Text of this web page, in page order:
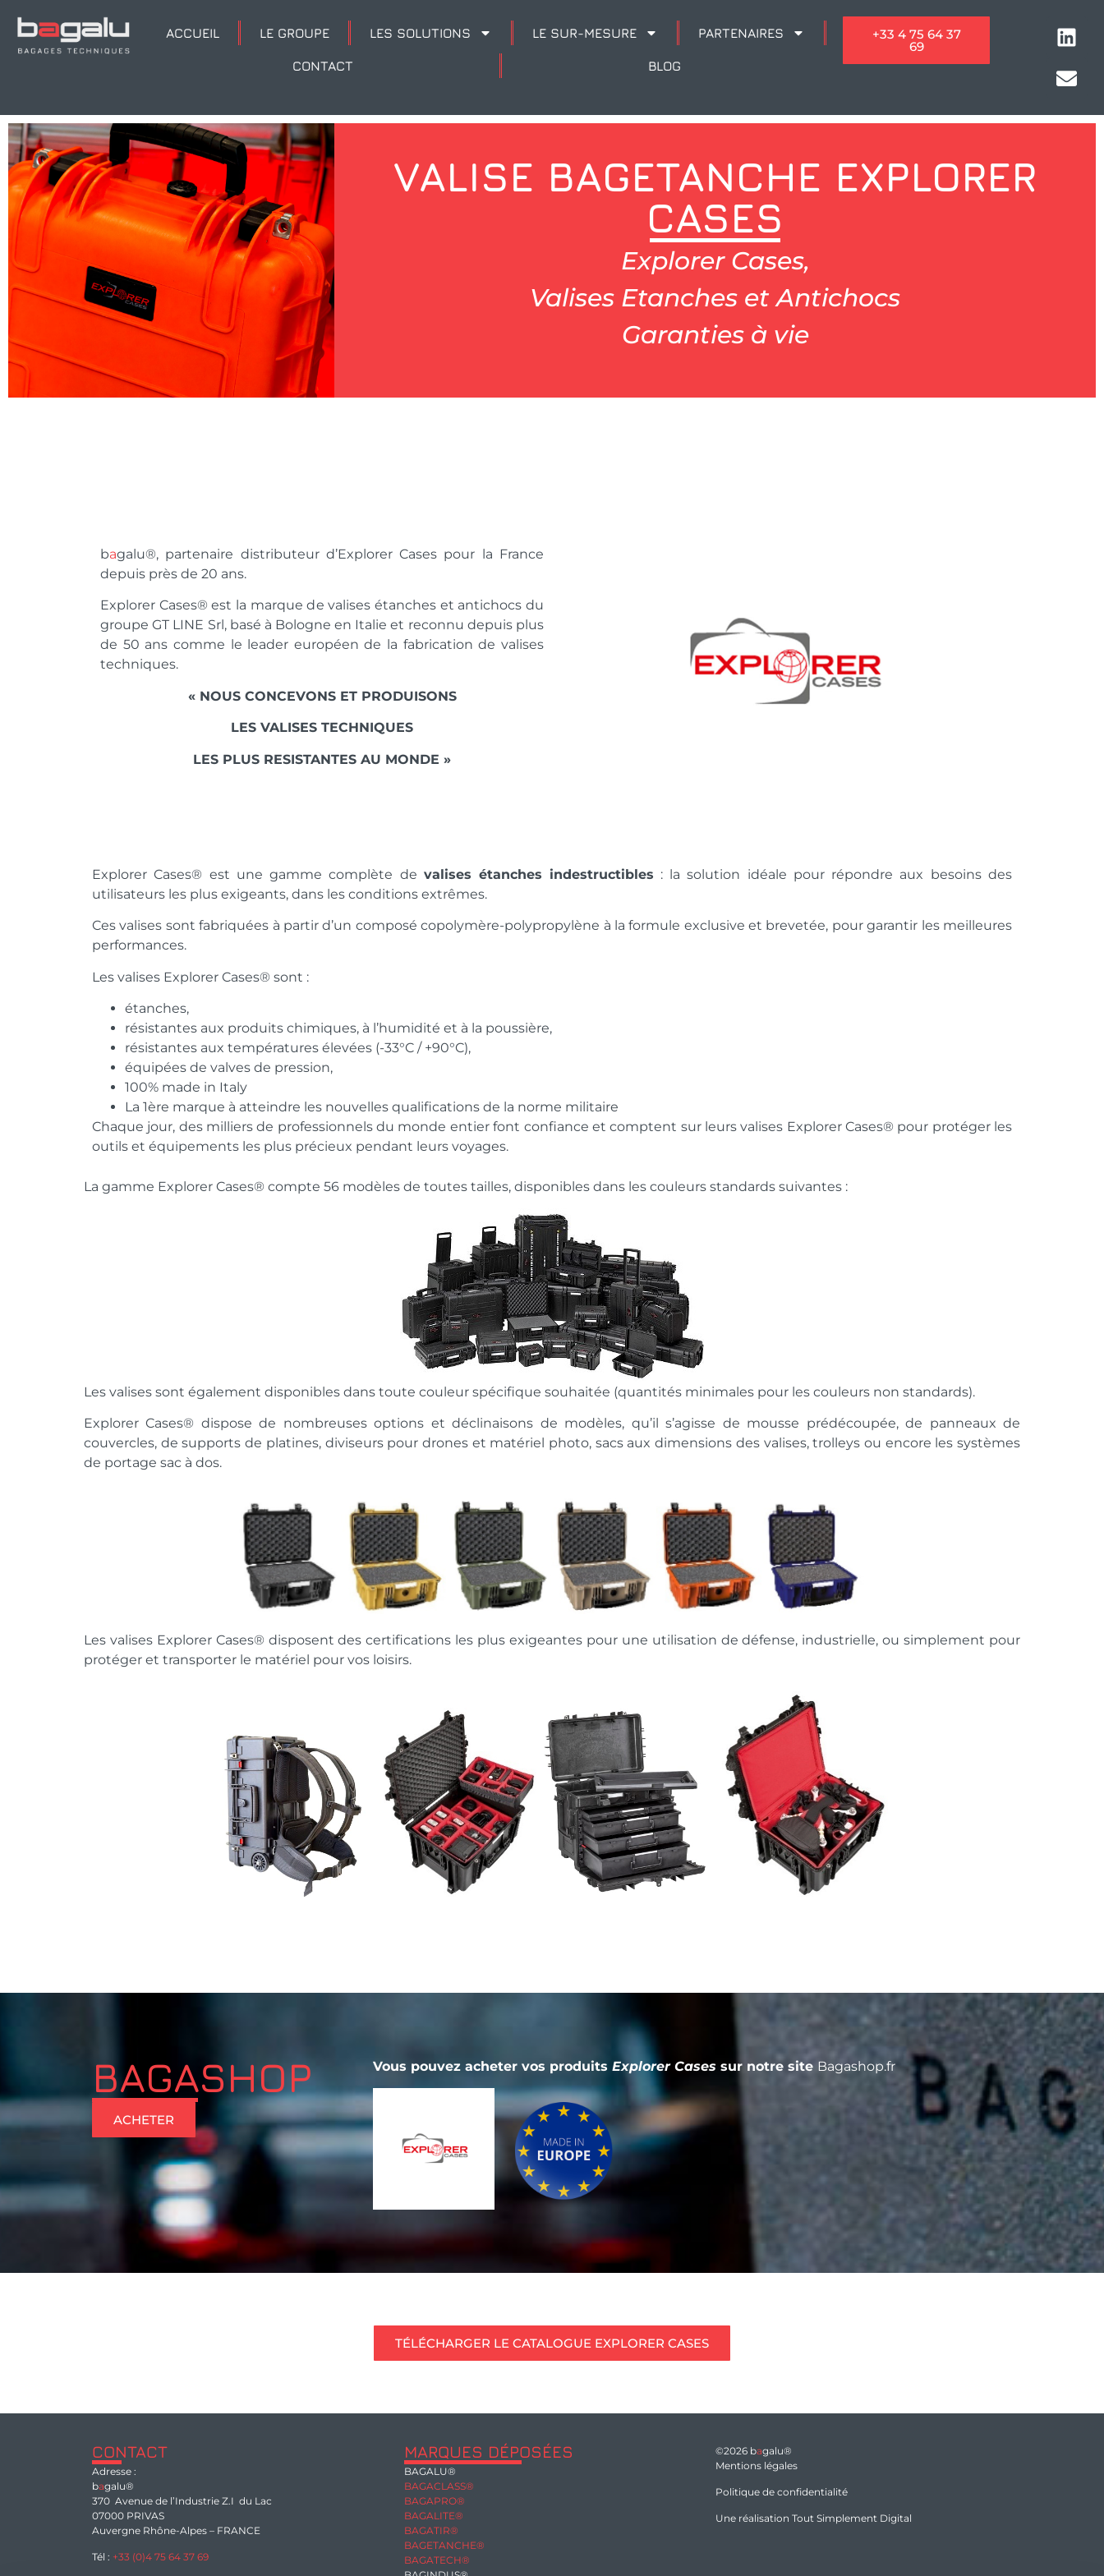
ACCUEIL LE GROUPE LES SOLUTIONS LE SUR-MESURE PARTENAIRES
CONTACT BLOG
+33 4 75 64 37
69
VALISE BAGETANCHE EXPLORER
CASES
Explorer Cases,
Valises Etanches et Antichocs
Garanties à vie
bagalu®, partenaire distributeur d’Explorer Cases pour la France
depuis près de 20 ans.
Explorer Cases® est la marque de valises étanches et antichocs du
groupe GT LINE Srl, basé à Bologne en Italie et reconnu depuis plus
de 50 ans comme le leader européen de la fabrication de valises
techniques.
« NOUS CONCEVONS ET PRODUISONS
LES VALISES TECHNIQUES
LES PLUS RESISTANTES AU MONDE »
Explorer Cases® est une gamme complète de valises étanches indestructibles : la solution idéale pour répondre aux besoins des
utilisateurs les plus exigeants, dans les conditions extrêmes.
Ces valises sont fabriquées à partir d’un composé copolymère-polypropylène à la formule exclusive et brevetée, pour garantir les meilleures
performances.
Les valises Explorer Cases® sont :
étanches,
résistantes aux produits chimiques, à l’humidité et à la poussière,
résistantes aux températures élevées (-33°C / +90°C),
équipées de valves de pression,
100% made in Italy
La 1ère marque à atteindre les nouvelles qualifications de la norme militaire
Chaque jour, des milliers de professionnels du monde entier font confiance et comptent sur leurs valises Explorer Cases® pour protéger les
outils et équipements les plus précieux pendant leurs voyages.
La gamme Explorer Cases® compte 56 modèles de toutes tailles, disponibles dans les couleurs standards suivantes :
Les valises sont également disponibles dans toute couleur spécifique souhaitée (quantités minimales pour les couleurs non standards).
Explorer Cases® dispose de nombreuses options et déclinaisons de modèles, qu’il s’agisse de mousse prédécoupée, de panneaux de
couvercles, de supports de platines, diviseurs pour drones et matériel photo, sacs aux dimensions des valises, trolleys ou encore les systèmes
de portage sac à dos.
Les valises Explorer Cases® disposent des certifications les plus exigeantes pour une utilisation de défense, industrielle, ou simplement pour
protéger et transporter le matériel pour vos loisirs.
BAGASHOP
ACHETER
Vous pouvez acheter vos produits Explorer Cases sur notre site Bagashop.fr
TÉLÉCHARGER LE CATALOGUE EXPLORER CASES
CONTACT
Adresse :
bagalu®
370 Avenue de l’Industrie Z.I du Lac
07000 PRIVAS
Auvergne Rhône-Alpes – FRANCE
Tél : +33 (0)4 75 64 37 69
MARQUES DÉPOSÉES
BAGALU®
BAGACLASS®
BAGAPRO®
BAGALITE®
BAGATIR®
BAGETANCHE®
BAGATECH®
©2026 bagalu®
Mentions légales
Politique de confidentialité
Une réalisationTout Simplement Digital